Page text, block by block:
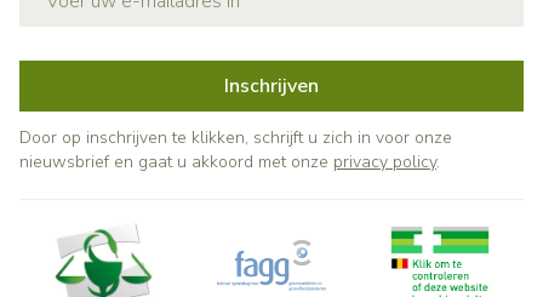
Inschrijven
Door op inschrijven te klikken, schrijft u zich in voor onze
nieuwsbrief en gaat u akkoord met onze privacy policy.